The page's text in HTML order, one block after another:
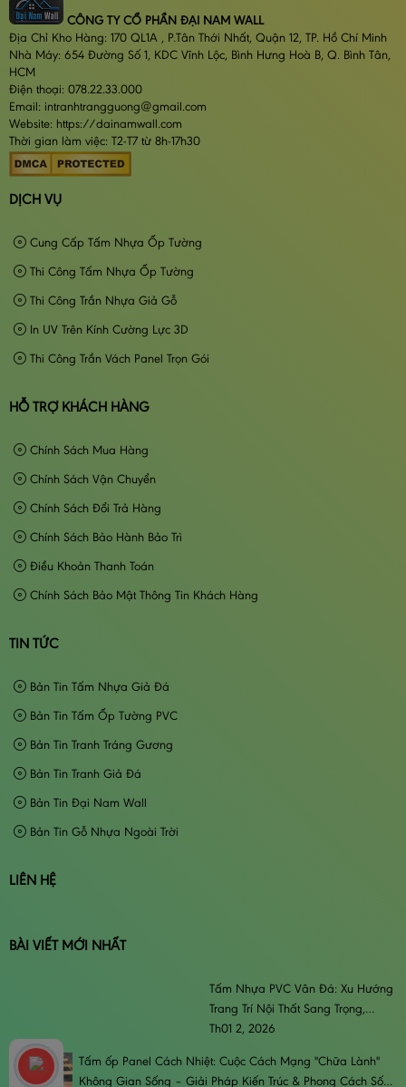
CÔNG TY CỔ PHẦN ĐẠI NAM WALL
Địa Chỉ Kho Hàng: 170 QL1A , P.Tân Thới Nhất, Quận 12, TP. Hồ Chí Minh
Nhà Máy: 654 Đường Số 1, KDC Vĩnh Lộc, Bình Hưng Hoà B, Q. Bình Tân,
HCM
Điện thoại: 078.22.33.000
Email: intranhtrangguong@gmail.com
Website: https://dainamwall.com
Thời gian làm việc: T2-T7 từ 8h-17h30
DỊCH VỤ
Cung Cấp Tấm Nhựa Ốp Tường
Thi Công Tấm Nhựa Ốp Tường
Thi Công Trần Nhựa Giả Gỗ
In UV Trên Kính Cường Lực 3D
Thi Công Trần Vách Panel Trọn Gói
HỖ TRỢ KHÁCH HÀNG
Chính Sách Mua Hàng
Chính Sách Vận Chuyển
Chính Sách Đổi Trả Hàng
Chính Sách Bảo Hành Bảo Trì
Điều Khoản Thanh Toán
Chính Sách Bảo Mật Thông Tin Khách Hàng
TIN TỨC
Bản Tin Tấm Nhựa Giả Đá
Bản Tin Tấm Ốp Tường PVC
Bản Tin Tranh Tráng Gương
Bản Tin Tranh Giả Đá
Bản Tin Đại Nam Wall
Bản Tin Gỗ Nhựa Ngoài Trời
LIÊN HỆ
BÀI VIẾT MỚI NHẤT
Tấm Nhựa PVC Vân Đá: Xu Hướng
Trang Trí Nội Thất Sang Trọng,
Đẳng Cấp & Bền Bỉ
Th01 2, 2026
Tấm ốp Panel Cách Nhiệt: Cuộc Cách Mạng "Chữa Lành"
Không Gian Sống – Giải Pháp Kiến Trúc & Phong Cách Sống